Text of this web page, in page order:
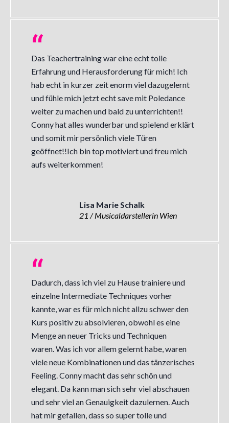
Das Teachertraining war eine echt tolle
Erfahrung und Herausforderung für mich! Ich
hab echt in kurzer zeit enorm viel dazugelernt
und fühle mich jetzt echt save mit Poledance
weiter zu machen und bald zu unterrichten!!
Conny hat alles wunderbar und spielend erklärt
und somit mir persönlich viele Türen
geöffnet!!Ich bin top motiviert und freu mich
aufs weiterkommen!
Lisa Marie Schalk
21 / Musicaldarstellerin Wien
Dadurch, dass ich viel zu Hause trainiere und
einzelne Intermediate Techniques vorher
kannte, war es für mich nicht allzu schwer den
Kurs positiv zu absolvieren, obwohl es eine
Menge an neuer Tricks und Techniquen
waren. Was ich vor allem gelernt habe, waren
viele neue Kombinationen und das tänzerisches
Feeling. Conny macht das sehr schön und
elegant. Da kann man sich sehr viel abschauen
und sehr viel an Genauigkeit dazulernen. Auch
hat mir gefallen, dass so super tolle und